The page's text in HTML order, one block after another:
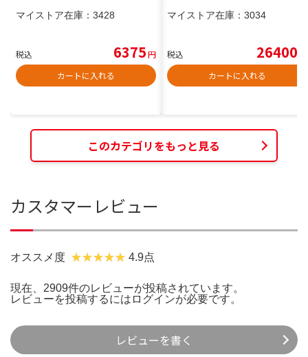
マイストア在庫： 3428
税込 6375円
カートに入れる
マイストア在庫： 3034
税込 26400
カートに入れる
このカテゴリをもっと見る
カスタマーレビュー
オススメ度 4.9点
現在、2909件のレビューが投稿されています。
レビューを投稿するには ログインが必要です。
レビューを書く